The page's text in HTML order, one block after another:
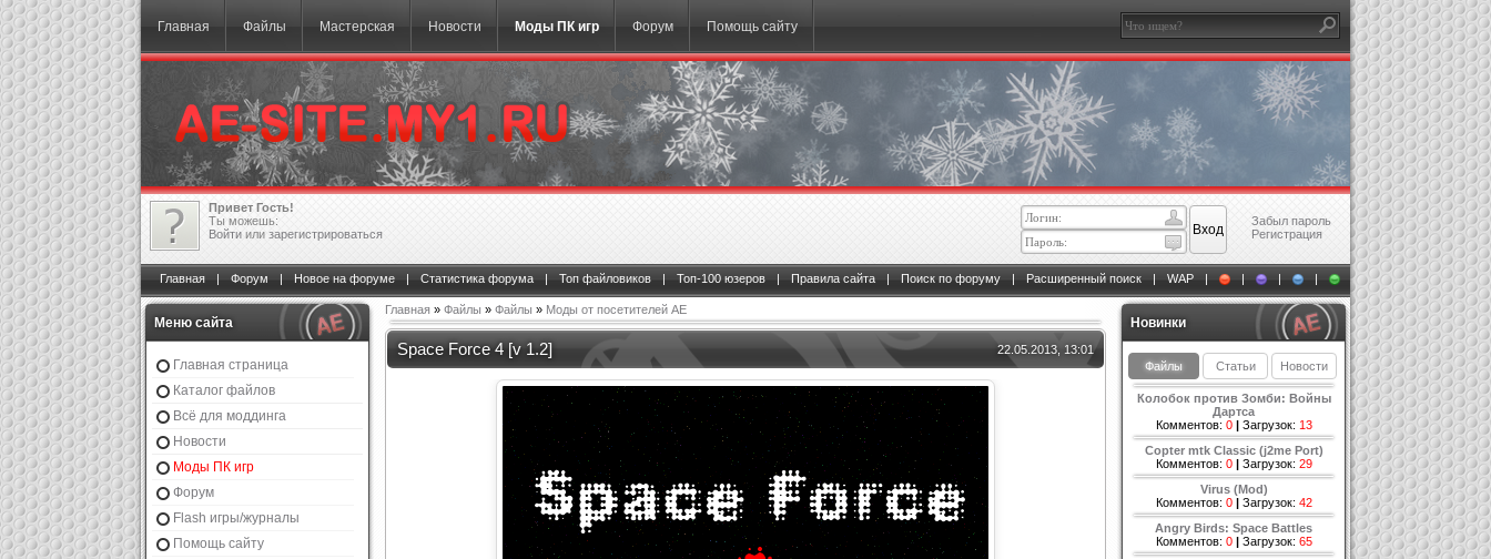
Главная Файлы Мастерская Новости Моды ПК игр Форум Помощь сайту
Привет Гость!
Ты можешь:
Войти или зарегистрироваться
Забыл пароль
Регистрация
Главная | Форум | Новое на форуме | Статистика форума | Топ файловиков | Топ-100 юзеров | Правила сайта | Поиск по форуму | Расширенный поиск | WAP | | | |
Меню сайта
Главная страница
Каталог файлов
Всё для моддинга
Новости
Моды ПК игр
Форум
Flash игры/журналы
Помощь сайту
Главная » Файлы » Файлы » Моды от посетителей АЕ
22.05.2013, 13:01
Space Force 4 [v 1.2]
Новинки
Файлы Статьи Новости
Колобок против Зомби: Войны
Дартса
Комментов: 0| Загрузок: 13
Copter mtk Classic (j2me Port)
Комментов: 0| Загрузок: 29
Virus (Mod)
Комментов: 0| Загрузок: 42
Angry Birds: Space Battles
Комментов: 0| Загрузок: 65